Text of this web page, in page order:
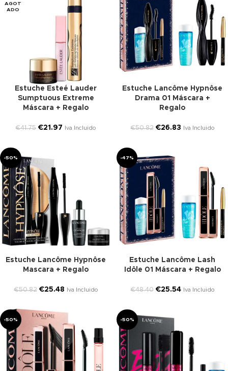
AGOT
ADO
Estuche Esteé Lauder
Sumptuous Extreme
Máscara + Regalo
€41.75 €21.97 Iva Incluido
Estuche Lancôme Hypnôse
Drama 01 Máscara +
Regalo
€50.82 €26.83 Iva Incluido
-50%
Estuche Lancôme Hypnôse
Mascara + Regalo
€50.82 €25.48 Iva Incluido
-47%
Estuche Lancôme Lash
Idôle 01 Máscara + Regalo
€48.40 €25.54 Iva Incluido
-50% -50%